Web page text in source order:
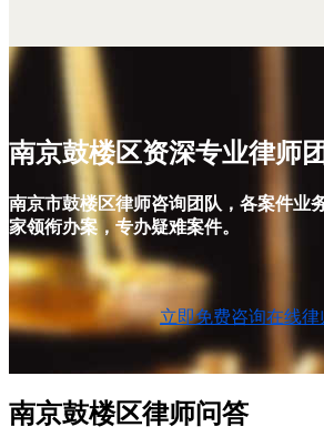
南京鼓楼区资深专业律师
南京市鼓楼区律师咨询团队，各案件业
家领衔办案，专办疑难案件。
立即免费咨询在线律
南京鼓楼区律师问答